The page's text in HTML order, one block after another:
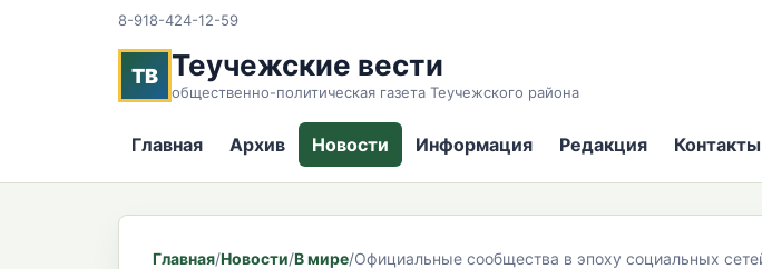
8-918-424-12-59
ТВ Теучежские вести
общественно-политическая газета Теучежского района
Главная Архив Новости Информация Редакция Контакты
Главная/Новости/В мире/Официальные сообщества в эпоху социальных